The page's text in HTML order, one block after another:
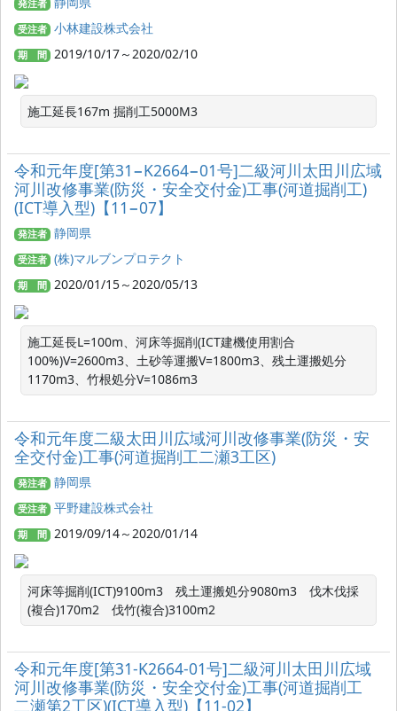
発注者
受注者 小林建設株式会社
期 間 2019/10/17～2020/02/10
施工延長167m 掘削工5000M3
令和元年度[第31−K2664−01号]二級河川太田川広域
河川改修事業(防災・安全交付金)工事(河道掘削工)
(ICT導入型)【11−07】
発注者 静岡県
受注者 (株)マルブンプロテクト
期 間 2020/01/15～2020/05/13
施工延長L=100m、河床等掘削(ICT建機使用割合
100%)V=2600m3、土砂等運搬V=1800m3、残土運搬処分
1170m3、竹根処分V=1086m3
令和元年度二級太田川広域河川改修事業(防災・安
全交付金)工事(河道掘削工二瀬3工区)
発注者 静岡県
受注者 平野建設株式会社
期 間 2019/09/14～2020/01/14
河床等掘削(ICT)9100m3　残土運搬処分9080m3　伐木伐採
(複合)170m2　伐竹(複合)3100m2
令和元年度[第31‐K2664‐01号]二級河川太田川広域
河川改修事業(防災・安全交付金)工事(河道掘削工
二瀬第2工区)(ICT導入型)【11‐02】